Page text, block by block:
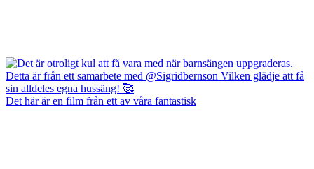
Det här är en film från ett av våra fantastisk